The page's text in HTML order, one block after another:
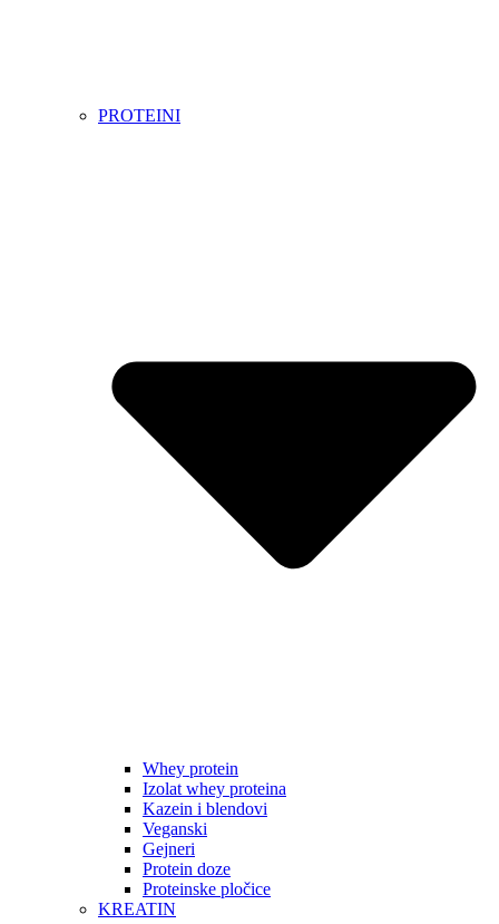
PROTEINI
Whey protein
Izolat whey proteina
Kazein i blendovi
Veganski
Gejneri
Protein doze
Proteinske pločice
KREATIN